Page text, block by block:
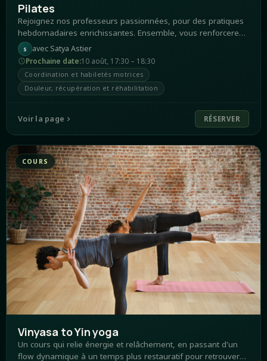
Pilates
Rejoignez nos professeurs passionnées, pour des pratiques
hebdomadaires enrichissantes. Ensemble, vous renforcerez
vos muscles profonds, améliorerez votre posture au
quotidien et développerez une connexion harmonieuse entre
votre corps et votre
S avec Satya Astier
Prochaine date:10 août, 17:30 – 18:30
Coordination et habiletés motrices
Douleur, récupération et réhabilitation
Voir la page RÉSERVER
COURS
Vinyasa to Yin yoga
Un cours qui relie énergie et relâchement, en passant d'un
flow dynamique à un temps plus restauratif pour retrouver